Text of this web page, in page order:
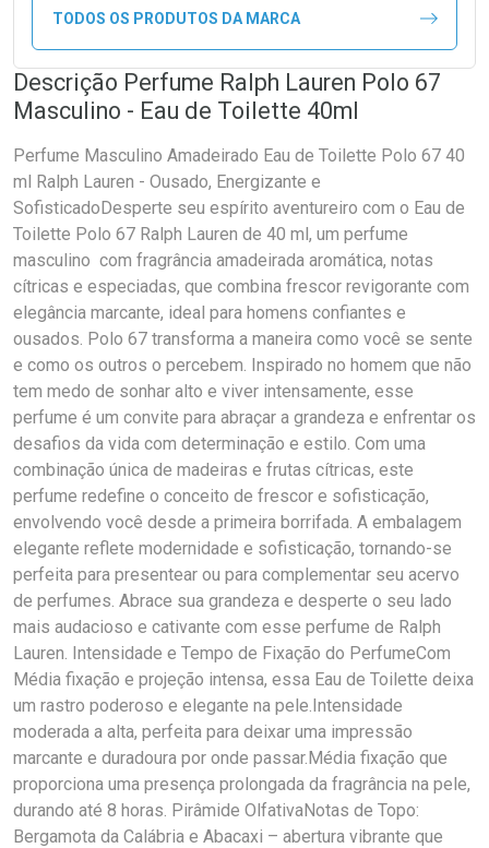
TODOS OS PRODUTOS DA MARCA
Descrição Perfume Ralph Lauren Polo 67
Masculino - Eau de Toilette 40ml
Perfume Masculino Amadeirado Eau de Toilette Polo 67 40
ml Ralph Lauren - Ousado, Energizante e
SofisticadoDesperte seu espírito aventureiro com o Eau de
Toilette Polo 67 Ralph Lauren de 40 ml, um perfume
masculino com fragrância amadeirada aromática, notas
cítricas e especiadas, que combina frescor revigorante com
elegância marcante, ideal para homens confiantes e
ousados. Polo 67 transforma a maneira como você se sente
e como os outros o percebem. Inspirado no homem que não
tem medo de sonhar alto e viver intensamente, esse
perfume é um convite para abraçar a grandeza e enfrentar os
desafios da vida com determinação e estilo. Com uma
combinação única de madeiras e frutas cítricas, este
perfume redefine o conceito de frescor e sofisticação,
envolvendo você desde a primeira borrifada. A embalagem
elegante reflete modernidade e sofisticação, tornando-se
perfeita para presentear ou para complementar seu acervo
de perfumes. Abrace sua grandeza e desperte o seu lado
mais audacioso e cativante com esse perfume de Ralph
Lauren. Intensidade e Tempo de Fixação do PerfumeCom
Média fixação e projeção intensa, essa Eau de Toilette deixa
um rastro poderoso e elegante na pele.Intensidade
moderada a alta, perfeita para deixar uma impressão
marcante e duradoura por onde passar.Média fixação que
proporciona uma presença prolongada da fragrância na pele,
durando até 8 horas. Pirâmide OlfativaNotas de Topo:
Bergamota da Calábria e Abacaxi – abertura vibrante que